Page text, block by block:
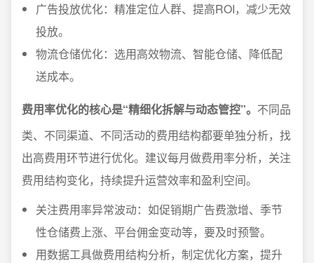
广告投放优化：精准定位人群、提高ROI，减少无效
投放。
物流仓储优化：选用高效物流、智能仓储、降低配
送成本。
费用率优化的核心是“精细化拆解与动态管控”。 不同品
类、不同渠道、不同活动的费用结构都要单独分析，找
出高费用环节进行优化。建议每月做费用率分析，关注
费用结构变化，持续提升运营效率和盈利空间。
关注费用率异常波动：如促销期广告费激增、季节
性仓储费上涨、平台佣金变动等，要及时预警。
用数据工具做费用结构分析，制定优化方案，提升